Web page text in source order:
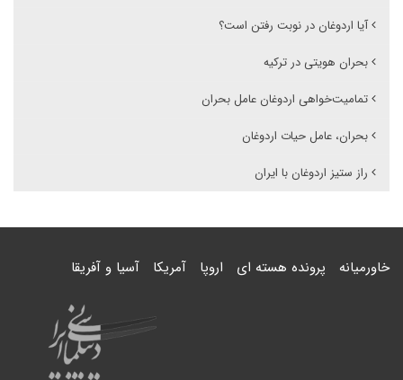
آیا اردوغان در نوبت رفتن است؟
بحران هویتی در ترکیه
تمامیت‌خواهی اردوغان عامل بحران
بحران، عامل حیات اردوغان
راز ستیز اردوغان با ایران
خاورمیانه پرونده هسته ای اروپا آمریکا آسیا و آفریقا